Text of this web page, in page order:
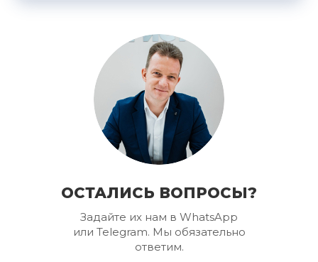
ОСТАЛИСЬ ВОПРОСЫ?
Задайте их нам в WhatsApp
или Telegram. Мы обязательно
ответим.